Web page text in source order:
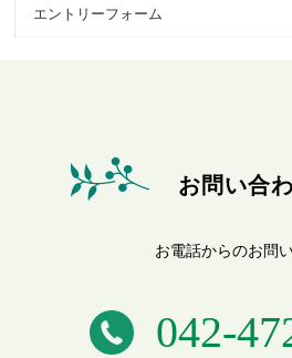
エントリーフォーム
お問い合
お電話からのお問
042-